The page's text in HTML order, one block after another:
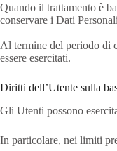
Quando il trattamento è
conservare i Dati
Al termine del periodo di
essere esercitati.
Diritti dell’Utente sulla
Gli Utenti possono
In particolare, nei limiti